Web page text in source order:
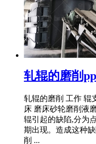
轧辊的磨削
轧辊的磨削 工作 辊
床 磨床砂轮磨削液
辊引起的缺陷,分为
期出现。造成这种
削 ...